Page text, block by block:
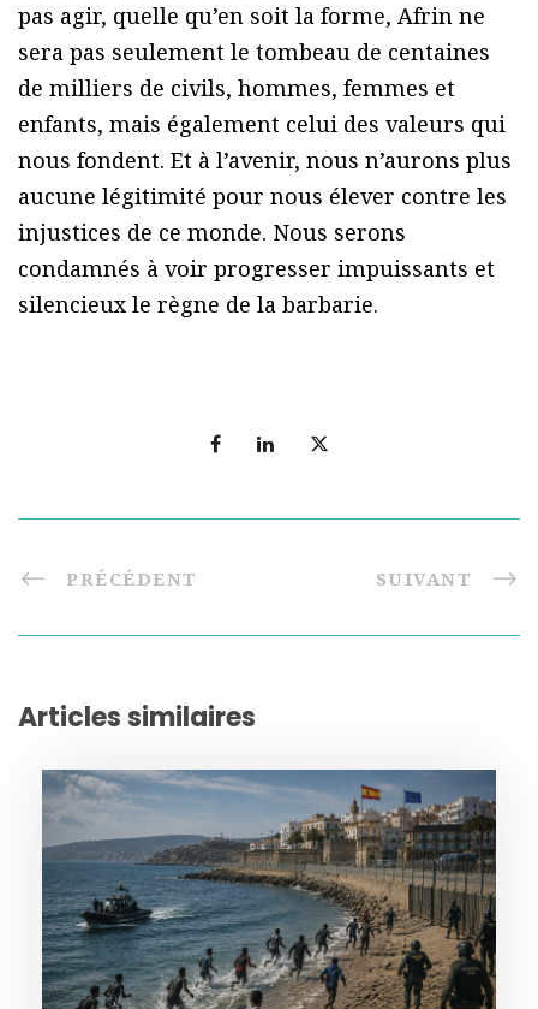
pas agir, quelle qu’en soit la forme, Afrin ne
sera pas seulement le tombeau de centaines
de milliers de civils, hommes, femmes et
enfants, mais également celui des valeurs qui
nous fondent. Et à l’avenir, nous n’aurons plus
aucune légitimité pour nous élever contre les
injustices de ce monde. Nous serons
condamnés à voir progresser impuissants et
silencieux le règne de la barbarie.
PRÉCÉDENT SUIVANT
Articles similaires